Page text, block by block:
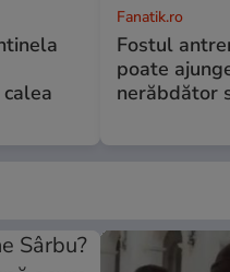
Fanatik.ro
Fostul
poate
nerăbdător